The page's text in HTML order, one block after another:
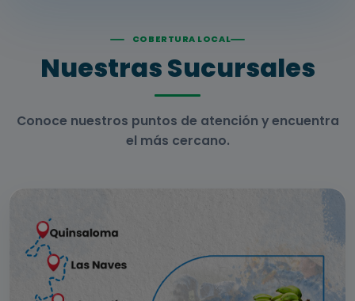
COBERTURA LOCAL
Nuestras Sucursales
Conoce nuestros puntos de atención y encuentra
el más cercano.